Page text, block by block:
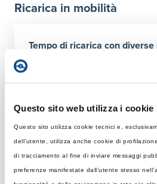
Questo sito web utilizza i cookie
Questo sito utilizza cookie tecnici e,
dell’utente, utilizza anche cookie di
di tracciamento al fine di inviare messaggi
preferenze manifestate dall’utente stesso
2 ora:49 km
Ricarica in mobilità
Tempo di ricarica con diverse
Tempo di ricarica con 22 kW
Rapida: tempo necessario
Elemento 1:33 minuti
Ultraveloce
Colonnina DC 150 kW